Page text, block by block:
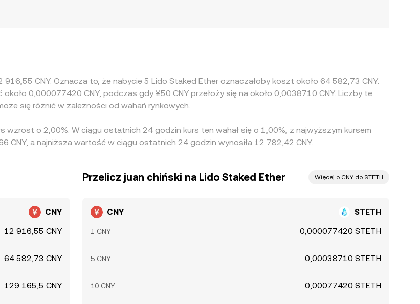
CNY. Oznacza to, że nabycie 5 Lido Staked Ether oznaczałoby koszt około 64 582,73 CNY.
0,000077420 CNY, podczas gdy ¥50 CNY przełoży się na około 0,0038710 CNY. Liczby te
się różnić w zależności od wahań rynkowych.
wzrost o 2,00%. W ciągu ostatnich 24 godzin kurs ten wahał się o 1,00%, z najwyższym kursem
CNY, a najniższa wartość w ciągu ostatnich 24 godzin wynosiła 12 782,42 CNY.
CNY
12 916,55 CNY
64 582,73 CNY
129 165,5 CNY
Przelicz juan chiński na Lido Staked Ether Więcej o CNY do STETH
CNY STETH
1 CNY 0,000077420 STETH
5 CNY 0,00038710 STETH
10 CNY 0,00077420 STETH